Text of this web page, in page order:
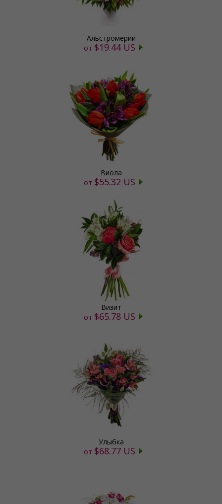
Альстромерии
от $19.44 US
Виола
от $55.32 US
Визит
от $65.78 US
Улыбка
от $68.77 US